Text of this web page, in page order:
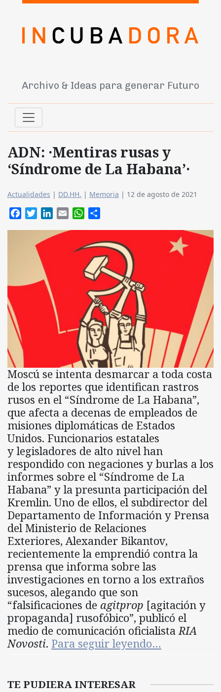
Archivo & Ideas para generar Futuro
ADN: ·Mentiras rusas y
‘Síndrome de La Habana’·
Actualidades | DD.HH. | Memoria | 12 de agosto de 2021
FacebookTwitterLinkedIn
Email WhatsApp
Moscú se intenta desmarcar a toda costa
de los reportes que identifican rastros
rusos en el “Síndrome de La Habana”,
que afecta a decenas de empleados de
misiones diplomáticas de Estados
Unidos. Funcionarios estatales
y legisladores de alto nivel han
respondido con negaciones y burlas a los
informes sobre el “Síndrome de La
Habana” y la presunta participación del
Kremlin. Uno de ellos, el subdirector del
Departamento de Información y Prensa
del Ministerio de Relaciones
Exteriores, Alexander Bikantov,
recientemente la emprendió contra la
prensa que informa sobre las
investigaciones en torno a los extraños
sucesos, alegando que son
“falsificaciones de agitprop [agitación y
propaganda] rusofóbico”, publicó el
medio de comunicación oficialistaRIA
Novosti. Para seguir leyendo…
TE PUDIERA INTERESAR